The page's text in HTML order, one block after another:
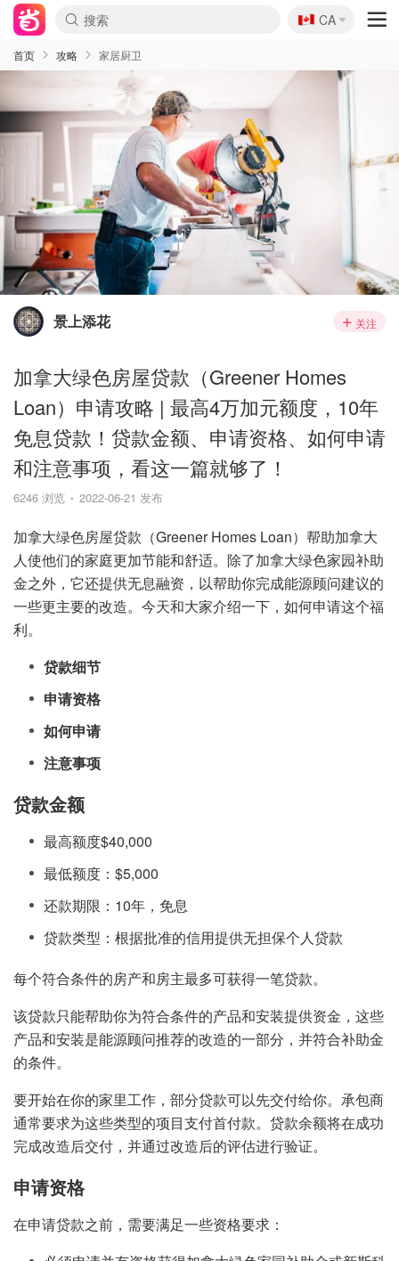
🇨🇦
CA
首页 攻略 家居厨卫
景上添花 关注
加拿大绿色房屋贷款（Greener Homes
Loan）申请攻略 | 最高4万加元额度，10年
免息贷款！贷款金额、申请资格、如何申请
和注意事项，看这一篇就够了！
6246 浏览 2022-06-21 发布
加拿大绿色房屋贷款（Greener Homes Loan）帮助加拿大
人使他们的家庭更加节能和舒适。除了加拿大绿色家园补助
金之外，它还提供无息融资，以帮助你完成能源顾问建议的
一些更主要的改造。今天和大家介绍一下，如何申请这个福
利。
贷款细节
申请资格
如何申请
注意事项
贷款金额
最高额度$40,000
最低额度：$5,000
还款期限：10年，免息
贷款类型：根据批准的信用提供无担保个人贷款
每个符合条件的房产和房主最多可获得一笔贷款。
该贷款只能帮助你为符合条件的产品和安装提供资金，这些
产品和安装是能源顾问推荐的改造的一部分，并符合补助金
的条件。
要开始在你的家里工作，部分贷款可以先交付给你。承包商
通常要求为这些类型的项目支付首付款。贷款余额将在成功
完成改造后交付，并通过改造后的评估进行验证。
申请资格
在申请贷款之前，需要满足一些资格要求：